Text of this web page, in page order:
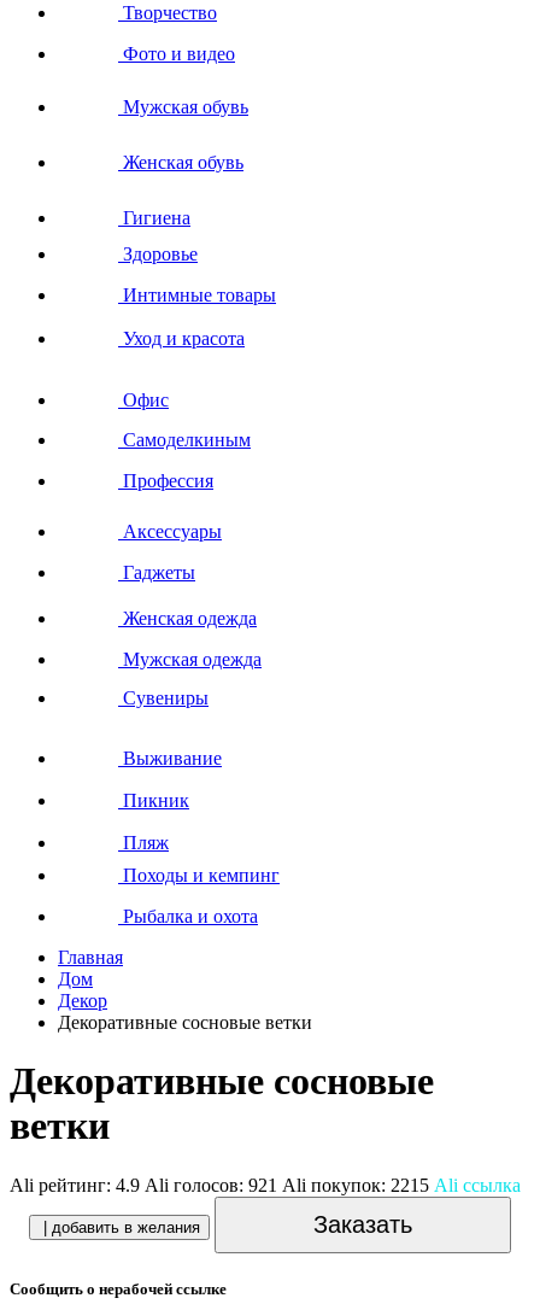
Творчество
Фото и видео
Мужская обувь
Женская обувь
Гигиена
Здоровье
Интимные товары
Уход и красота
Офис
Самоделкиным
Профессия
Аксессуары
Гаджеты
Женская одежда
Мужская одежда
Сувениры
Выживание
Пикник
Пляж
Походы и кемпинг
Рыбалка и охота
Главная
Дом
Декор
Декоративные сосновые ветки
Декоративные сосновые
ветки
Ali рейтинг: 4.9 Ali голосов: 921 Ali покупок: 2215 Ali ссылка
| добавить в желания Заказать
Сообщить о нерабочей ссылке